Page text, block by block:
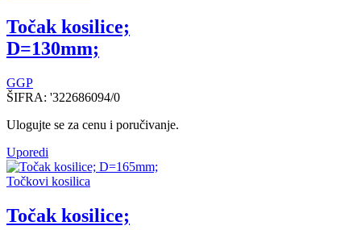
Točak kosilice;
D=130mm;
GGP
ŠIFRA: '322686094/0
Ulogujte se za cenu i poručivanje.
Uporedi
Točkovi kosilica
Točak kosilice;